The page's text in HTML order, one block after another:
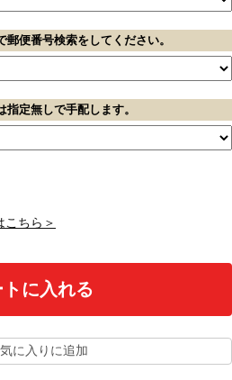
郵便番号検索をしてください。
定無しで手配します。
こちら＞
に入りに追加